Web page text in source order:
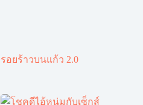
รอยร้าวบนแก้ว 2.0